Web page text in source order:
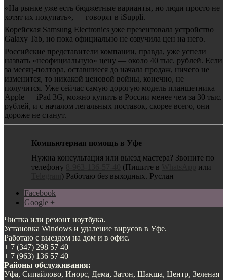
«На рынке уже есть бюджетные варианты, но люди просто не
хотят их покупать», — говорят в iSuppli.
Корейская Samsung Electronics уже презентовала устройство
Galaxy Tab, но пока официально не озвучила цен на него.
Российские представители компании, правда, уже успели
назвать «неофициальную» цену — около 40 тыс. рублей. Если
за месяц-полтора, оставшиеся до начала продаж, ничего не
изменится, то никакой ценовой войны, конечно, не
получится. Уже сейчас самую дорогую модель планшетника
Apple — iPad 3G, можно купить в России менее чем за 30 тыс.
рублей, и с началом легальных поставок, скорее всего, они
дороже не станут.
Компьютерная помощь в Уфе
Нужна консультация или выезд мастера? Звоните по
телефону
(Пишите в
или
) Работаю без выходных. Руслан
Facebook
Google +
Чистка или ремонт ноутбука.
Установка Windows и удаление вирусов в Уфе.
Работаю с выездом на дом и в офис.
+ 7 (347) 298 57 40
+ 7 (963) 136 57 40
Районы обслуживания:
Уфа, Сипайлово, Инорс, Дема, Затон, Шакша, Центр, Зеленая